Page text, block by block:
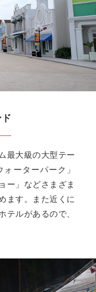
最大級の大型テー
ーターパーク」
ー」などさまざま
ます。また近くに
テルがあるので、